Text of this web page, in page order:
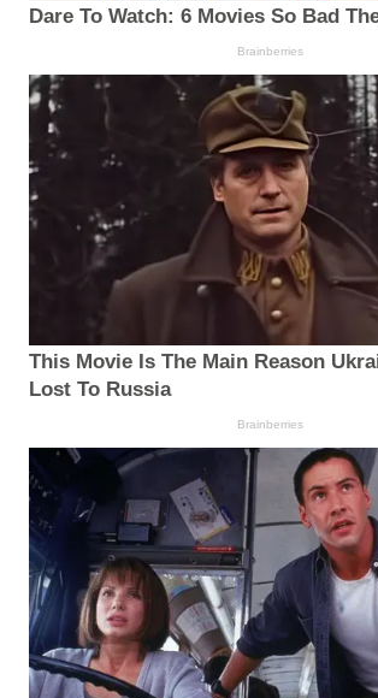
Dare To Watch: 6 Movies So Bad
Brainberries
This Movie Is The Main Reason
Lost To Russia
Brainberries